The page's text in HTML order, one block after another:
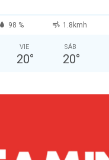
98 % 1.8kmh
VIE
20°
SÁB
20°